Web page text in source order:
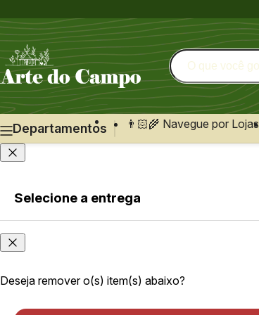
Departamentos 👨🏻‍🌾 Navegue por Lojas
ou cadastre-se
Faça login
ou cadastre-se
Onde
você
está?
velocidade de
Selecione a entrega
Deseja remover o(s) item(s) abaixo?